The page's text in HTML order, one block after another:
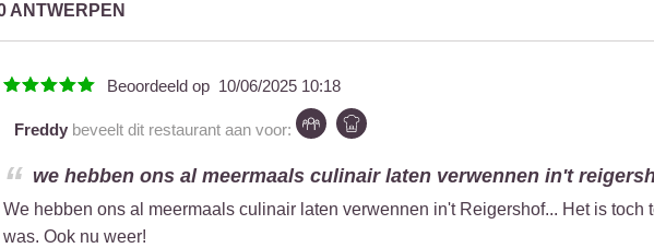
ANTWERPEN
Beoordeeld op 10/06/2025 10:18
Freddy beveelt dit restaurant aan voor:
we hebben ons al meermaals culinair laten verwennen in't
We hebben ons al meermaals culinair laten verwennen in't Reigershof... Het is
was. Ook nu weer!